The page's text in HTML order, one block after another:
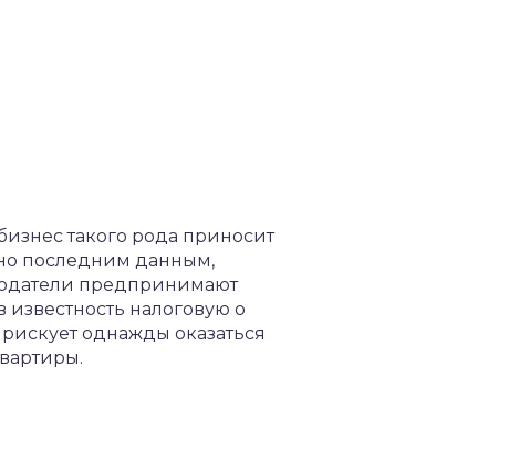
такого рода приносит
последним данным,
предпринимают
налоговую о
однажды оказаться